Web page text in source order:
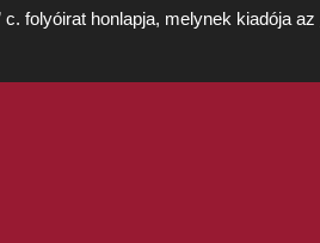
folyóirat honlapja, melynek kiadója az